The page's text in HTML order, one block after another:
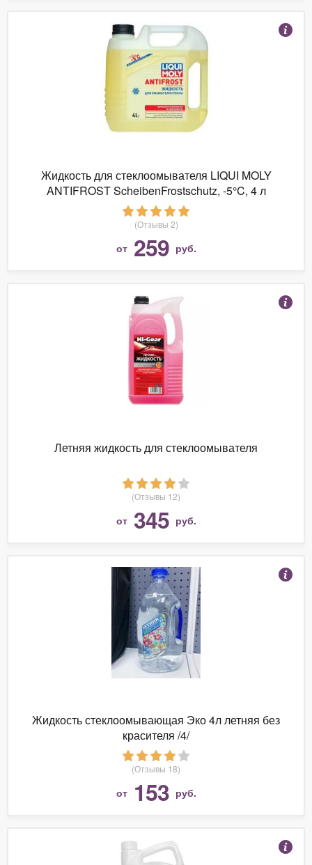
Жидкость для стеклоомывателя LIQUI MOLY
ANTIFROST ScheibenFrostschutz, -5°C, 4 л
(Отзывы 2)
от 259 руб.
Летняя жидкость для стеклоомывателя
(Отзывы 12)
от 345 руб.
Жидкость стеклоомывающая Эко 4л летняя без
красителя /4/
(Отзывы 18)
от 153 руб.